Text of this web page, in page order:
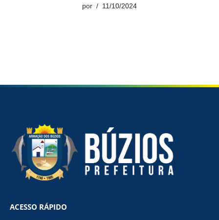
por 11/10/2024
ACESSO RÁPIDO